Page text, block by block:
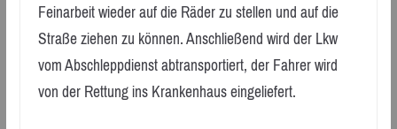
Feinarbeit wieder auf die Räder zu stellen und auf die
Straße ziehen zu können. Anschließend wird der Lkw
vom Abschleppdienst abtransportiert, der Fahrer wird
von der Rettung ins Krankenhaus eingeliefert.